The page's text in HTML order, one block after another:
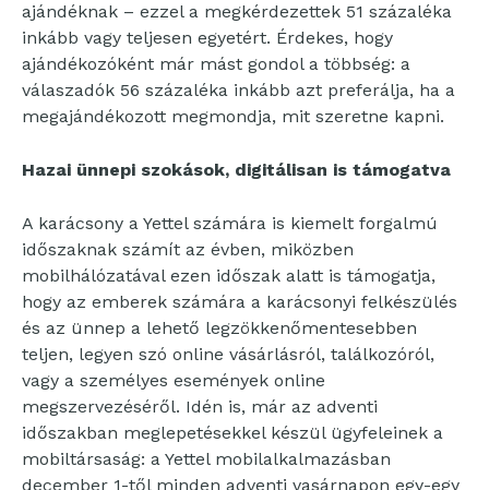
ajándéknak – ezzel a megkérdezettek 51 százaléka
inkább vagy teljesen egyetért. Érdekes, hogy
ajándékozóként már mást gondol a többség: a
válaszadók 56 százaléka inkább azt preferálja, ha a
megajándékozott megmondja, mit szeretne kapni.
Hazai ünnepi szokások, digitálisan is támogatva
A karácsony a Yettel számára is kiemelt forgalmú
időszaknak számít az évben, miközben
mobilhálózatával ezen időszak alatt is támogatja,
hogy az emberek számára a karácsonyi felkészülés
és az ünnep a lehető legzökkenőmentesebben
teljen, legyen szó online vásárlásról, találkozóról,
vagy a személyes események online
megszervezéséről. Idén is, már az adventi
időszakban meglepetésekkel készül ügyfeleinek a
mobiltársaság: a Yettel mobilalkalmazásban
december 1-től minden adventi vasárnapon egy-egy